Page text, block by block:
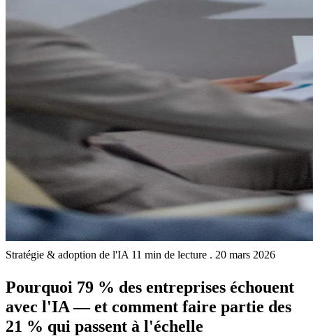
Stratégie & adoption de l'IA 11 min de lecture . 20 mars 2026
Pourquoi 79 % des entreprises échouent
avec l'IA — et comment faire partie des
21 % qui passent à l'échelle